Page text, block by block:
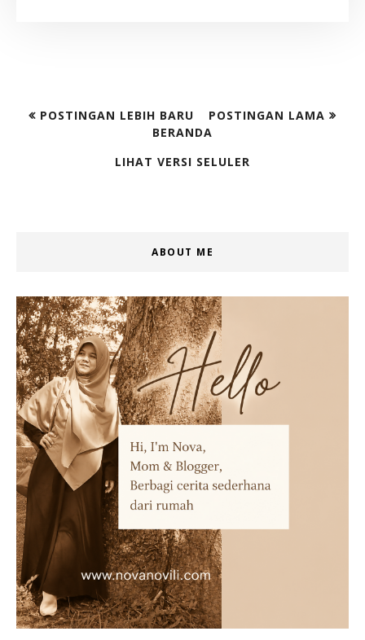
POSTINGAN LEBIH BARU
POSTINGAN LAMA
BERANDA
LIHAT VERSI SELULER
ABOUT ME